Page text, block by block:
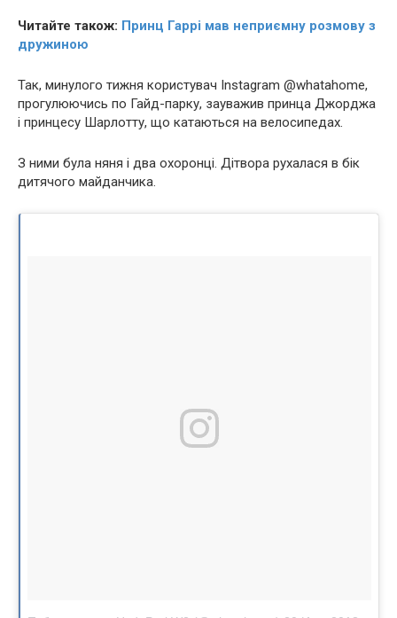
Читайте також: Принц Гаррі мав неприємну розмову з
дружиною
Так, минулого тижня користувач Instagram @whatahome,
прогулюючись по Гайд-парку, зауважив принца Джорджа
і принцесу Шарлотту, що катаються на велосипедах.
З ними була няня і два охоронці. Дітвора рухалася в бік
дитячого майданчика.